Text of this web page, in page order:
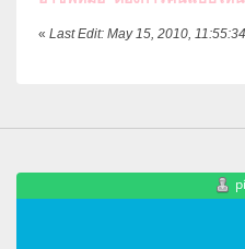
« Last Edit: May 15, 2010,